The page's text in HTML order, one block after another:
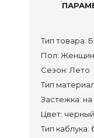
Тип товара:
Пол:
Сезон: Лето
Тип
Застежка:
Цвет: черный
Тип каблука: